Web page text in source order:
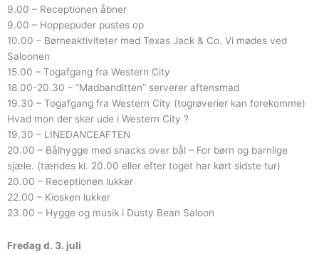
9.00 – Receptionen åbner
9.00 – Hoppepuder pustes op
10.00 – Børneaktiviteter med Texas Jack & Co. Vi mødes ved
Saloonen
15.00 – Togafgang fra Western City
18.00-20.30 – “Madbanditten” serverer aftensmad
19.30 – Togafgang fra Western City (togrøverier kan forekomme)
Hvad mon der sker ude i Western City ?
19.30 – LINEDANCEAFTEN
20.00 – Bålhygge med snacks over bål – For børn og barnlige
sjæle. (tændes kl. 20.00 eller efter toget har kørt sidste tur)
20.00 – Receptionen lukker
22.00 – Kiosken lukker
23.00 – Hygge og musik i Dusty Bean Saloon
Fredag d. 3. juli